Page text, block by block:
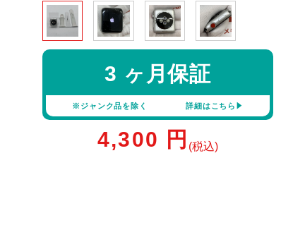
3 ヶ月保証
※ジャンク品を除く 詳細はこちら
4,300 円 (税込)